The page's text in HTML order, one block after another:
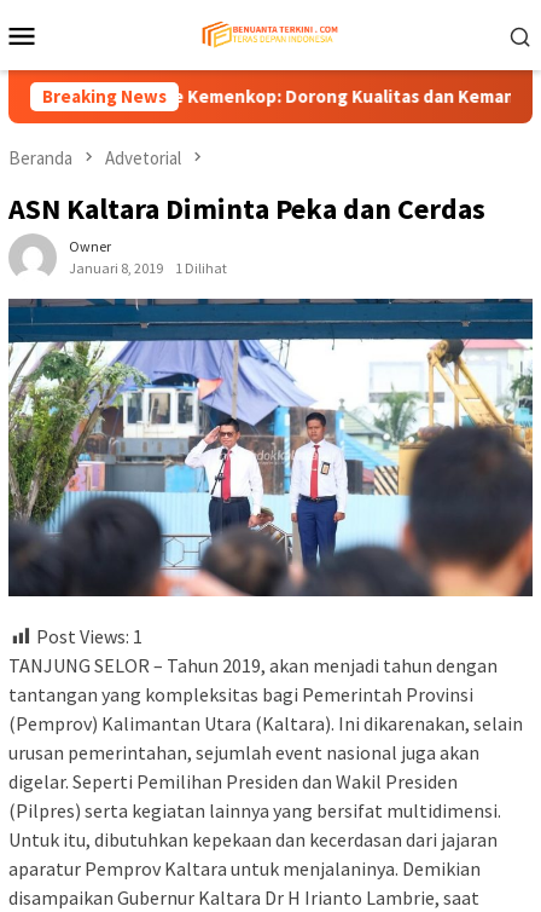
ke
Mobile
Breaking News
ke Kemenkop: Dorong Kualitas dan Kemandirian, Bukan
Beranda Advetorial
ASN Kaltara Diminta Peka dan Cerdas
Owner
Januari 8, 2019
1 Dilihat
Post Views: 1
TANJUNG SELOR – Tahun 2019, akan menjadi tahun dengan
tantangan yang kompleksitas bagi Pemerintah Provinsi
(Pemprov) Kalimantan Utara (Kaltara). Ini dikarenakan, selain
urusan pemerintahan, sejumlah event nasional juga akan
digelar. Seperti Pemilihan Presiden dan Wakil Presiden
(Pilpres) serta kegiatan lainnya yang bersifat multidimensi.
Untuk itu, dibutuhkan kepekaan dan kecerdasan dari jajaran
aparatur Pemprov Kaltara untuk menjalaninya. Demikian
disampaikan Gubernur Kaltara Dr H Irianto Lambrie, saat